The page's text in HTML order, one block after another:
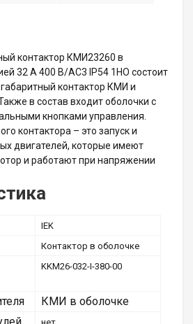
контактор КМИ23260 в
32 А 400 В/AC3 IP54 1НО состоит
контактор КМИ и
в состав входит оболочки с
кнопками управления.
контактора – это запуск и
двигателей, которые имеют
и работают при напряжении
IEK
Контактор в оболочке
KKM26-032-I-380-00
КМИ в оболочке